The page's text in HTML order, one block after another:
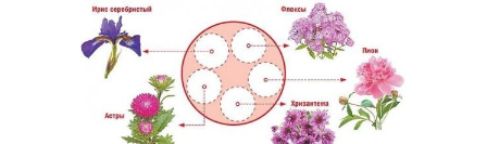
Простые клумбы Прямоугольная клумба